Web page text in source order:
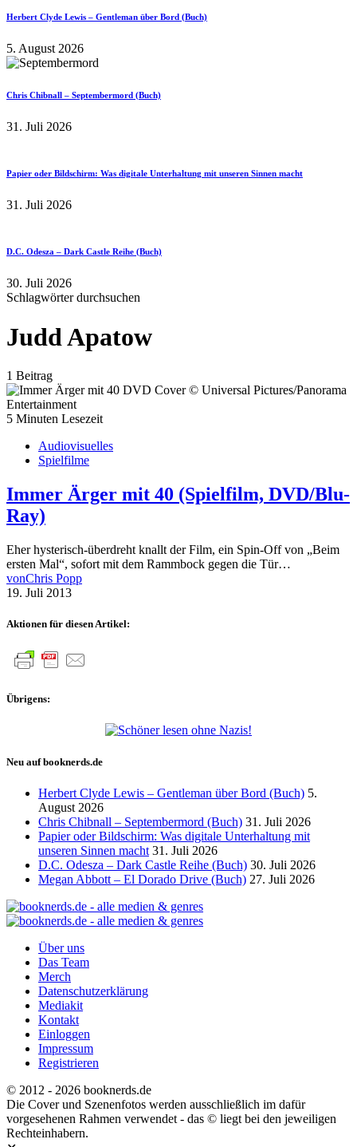
Herbert Clyde Lewis – Gentleman über Bord (Buch)
5. August 2026
Chris Chibnall – Septembermord (Buch)
31. Juli 2026
Papier oder Bildschirm: Was digitale Unterhaltung mit unseren Sinnen macht
31. Juli 2026
D.C. Odesza – Dark Castle Reihe (Buch)
30. Juli 2026
Schlagwörter durchsuchen
Judd Apatow
1 Beitrag
5 Minuten Lesezeit
Audiovisuelles
Spielfilme
Immer Ärger mit 40 (Spielfilm, DVD/Blu-
Ray)
Eher hysterisch-überdreht knallt der Film, ein Spin-Off von „Beim
ersten Mal“, sofort mit dem Rammbock gegen die Tür…
vonChris Popp
19. Juli 2013
Aktionen für diesen Artikel:
Übrigens:
Neu auf booknerds.de
Herbert Clyde Lewis – Gentleman über Bord (Buch) 5.
August 2026
Chris Chibnall – Septembermord (Buch) 31. Juli 2026
Papier oder Bildschirm: Was digitale Unterhaltung mit
unseren Sinnen macht 31. Juli 2026
D.C. Odesza – Dark Castle Reihe (Buch) 30. Juli 2026
Megan Abbott – El Dorado Drive (Buch) 27. Juli 2026
Über uns
Das Team
Merch
Datenschutzerklärung
Mediakit
Kontakt
Einloggen
Impressum
Registrieren
© 2012 - 2026 booknerds.de
Die Cover und Szenenfotos werden ausschließlich im dafür
vorgesehenen Rahmen verwendet - das © liegt bei den jeweiligen
Rechteinhabern.